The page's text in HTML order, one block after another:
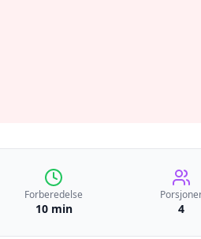
Forberedelse
10 min 4